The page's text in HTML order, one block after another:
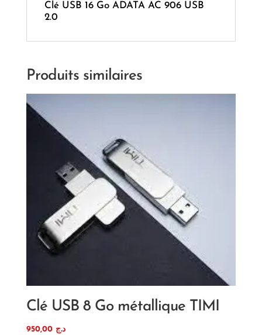
Clé USB 16 Go ADATA AC 906 USB
2.0
Produits similaires
Clé USB 8 Go métallique TIMI
د.ج 950,00